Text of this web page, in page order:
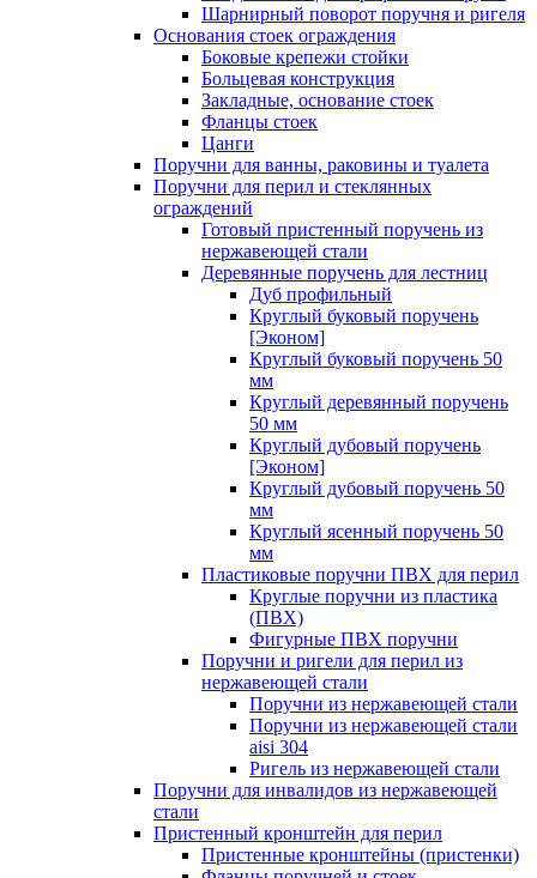
Шарнирный поворот поручня и ригеля
Основания стоек ограждения
Боковые крепежи стойки
Больцевая конструкция
Закладные, основание стоек
Фланцы стоек
Цанги
Поручни для ванны, раковины и туалета
Поручни для перил и стеклянных
ограждений
Готовый пристенный поручень из
нержавеющей стали
Деревянные поручень для лестниц
Дуб профильный
Круглый буковый поручень
[Эконом]
Круглый буковый поручень 50
мм
Круглый деревянный поручень
50 мм
Круглый дубовый поручень
[Эконом]
Круглый дубовый поручень 50
мм
Круглый ясенный поручень 50
мм
Пластиковые поручни ПВХ для перил
Круглые поручни из пластика
(ПВХ)
Фигурные ПВХ поручни
Поручни и ригели для перил из
нержавеющей стали
Поручни из нержавеющей стали
Поручни из нержавеющей стали
aisi 304
Ригель из нержавеющей стали
Поручни для инвалидов из нержавеющей
стали
Пристенный кронштейн для перил
Пристенные кронштейны (пристенки)